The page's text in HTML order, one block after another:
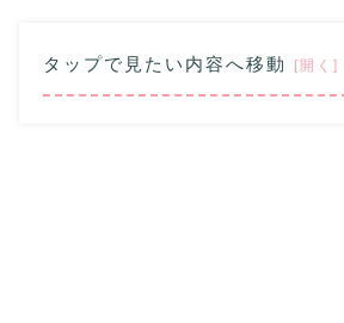
タップで見たい内容へ移動